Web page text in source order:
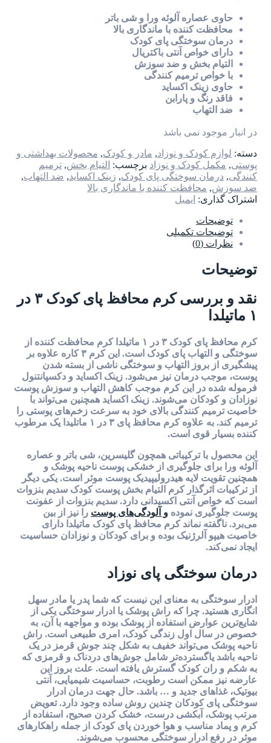
حاوی عصاره آلوئه ورا و شی باتر
محافظت کننده با ماندگاری بالا
درمان سوختگی پای کودک
دارای خواص آنتی باکتریال
التیام بخش و ضد سوزش
با خواص ترمیم کنندگی
حاوی زینک اکساید
فاقد رنگ و پارابن
ضد التهاب
در انبار موجود نمی باشد
دسته: لوازم کودک و نوزاد, مادر و کودک, محصولات بهداشتی و
پوستی, مکمل کودک و نوزاد برچسب: التیام بخش, ترمیم
کنندگی, درمان سوختگی پای کودک, زینک اکساید, ضد التهاب,
ضد سوزش, محافظت کننده با ماندگاری بالا
اشتراک گذاری: ایمیل
توضیحات
توضیحات تکمیلی
نظرات (0)
توضیحات
نقد و بررسی کرم محافظ پای کودک ۳ در
۱ ماتیلدا
کرم محافظ پای کودک ۳ در ۱ ماتیلدا کرم محافظت کننده از
سوختگی و التهاب پای کودک است. این کرم ۳ کاره علاوه بر
پیشگیری از بروز التهاب و سوختگی ناشی از بسته شدن
پوست، موجب درمان نیز می‌شود. زینک اکساید و دکسپانتنول
فرموله شده در این کرم موجب کاهش التهاب و سوزش پوست
نوزادان و کودکان می‌شوند. زینک اکساید همچنین می‌تواند با
خاصیت ترمیم کنندگی بالای خود به سرعت زخم‌های پوستی را
ترمیم کند. به علاوه کرم محافظ پای ۳ در ۱ ماتلیدا یک مرطوب
کننده بسیار قوی است.
این محصول با ترکیباتی همچون گلیسرین، شی باتر و عصاره
آلوئه ورا برای جلوگیری از خشکی پوست ناحیه پوشک و
همچنین تقویت لایه هیدرولیپیدیک پوست موثر است. یکی دیگر
از ترکیبات اثرگذار کرم التیام بخش پوست کودک سدیم بنزوات
است که خواص آنتی اکسیدانی دارد. سدیم بنزوات از عفونت
پوست جلوگیری نموده و آلودگی‌های پوست را نیز از بین
می‌برد. ناگفته نماند کرم محافظ پای کودک ماتیلدا دارای
خاصیت هیپو آلرژنیک بوده و برای کودکان و نوزادان حساسیت
ایجاد نمی‌کند.
درمان سوختگی پای نوزاد
ادرار سوختگی به معنای این نیست که شما پدر یا مادر سهل
انگاری هستید. چرا که راش پوشک یا ادرار سوختگی یکی از
شایع‌ترین عوارض استفاده از پوشک بوده و مواجهه با آن، به
خصوص در سال اول زندگی کودک، امری طبیعی است. راش
ناحیه پوشک می‌تواند خفیف به شکل چند جوش قرمز در یک
ناحیه باشد یاگسترده‌تر شامل جوش‌های دردناک و قرمزی که
به شکم و ران کودک گسترش یافته است. علت بروز این
عارضه نیز ممکن است رطوبت، حساسیت شیمیایی، آنتی
بیوتیک، غذاهای جدید و … باشد. حال جهت درمان ادرار
سوختگی پای کودکان چندین روش ساده وجود دارد. تعویض
مرتب پوشک، آبکشی درست، خشک کردن صحیح، استفاده از
کرم و پماد مناسب و هوا خوردن پای کودک از جمله راهکارهای
موثر در رفع ادرار سوختگی محسوب می‌شوند.